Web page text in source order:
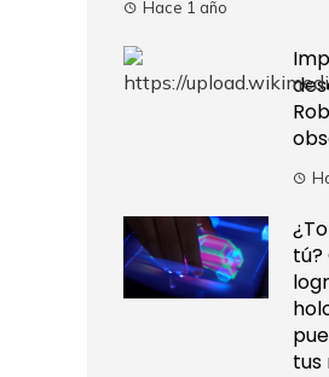
Hace 1 año
tus